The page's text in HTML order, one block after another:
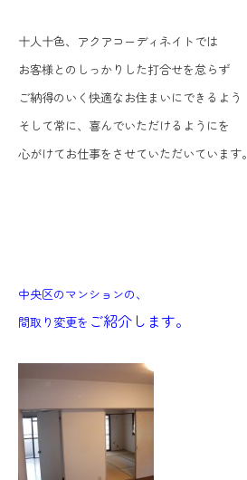
十人十色、アクアコーディネイトでは
お客様とのしっかりした打合せを怠らず
ご納得のいく快適なお住まいにできるよう
そして常に、喜んでいただけるようにを
心がけてお仕事をさせていただいています。
中央区のマンションの、
間取り変更を ご紹介します。